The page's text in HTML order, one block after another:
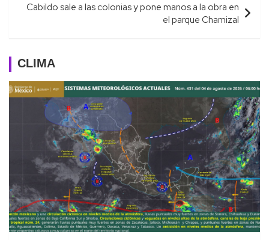
Cabildo sale a las colonias y pone manos a la obra en
el parque Chamizal
CLIMA